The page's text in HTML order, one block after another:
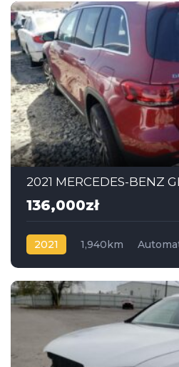
2021 MERCEDES-BENZ
136,000zł
2021 1,940km